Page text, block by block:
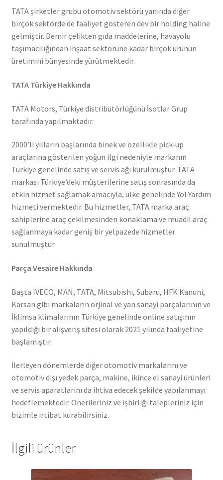
TATA şirketler grubu otomotiv sektörü yanında diğer
birçok sektörde de faaliyet gösteren dev bir holding haline
gelmiştir. Demir çelikten gıda maddelerine, havayolu
taşımacılığından inşaat sektörüne kadar birçok ürünün
üretimini bünyesinde yürütmektedir.
TATA Türkiye Hakkında
TATA Motors, Türkiye distribütörlüğünü İsotlar Grup
tarafında yapılmaktadır.
2000’li yılların başlarında binek ve özellikle pick-up
araçlarına gösterilen yoğun ilgi nedeniyle markanın
Türkiye genelinde satış ve servis ağı kurulmuştur. TATA
markası Türkiye’deki müşterilerine satış sonrasında da
etkin hizmet sağlamak amacıyla, ülke genelinde Yol Yardım
hizmeti vermektedir. Bu hizmetler, TATA marka araç
sahiplerine araç çekilmesinden konaklama ve muadil araç
sağlanmaya kadar geniş bir yelpazede hizmetler
sunulmuştur.
Parça Vesaire Hakkında
Başta IVECO, MAN, TATA, Mitsubishi, Subaru, HFK Kanuni,
Karsan gibi markaların orjinal ve yan sanayi parçalarının ve
İklimsa klimalarının Türkiye genelinde online satışının
yapıldığı bir alışveriş sitesi olarak 2021 yılında faaliyetine
başlamıştır.
İlerleyen dönemlerde diğer otomotiv markalarını ve
otomotiv dışı yedek parça, makine, ikince el sanayi ürünleri
ve servis aparatlarını da ihtiva edecek şekilde yapılanmayı
hedeflemektedir. Önerileriniz ve işbirliği talepleriniz için
bizimle irtibat kurabilirsiniz.
İlgili ürünler